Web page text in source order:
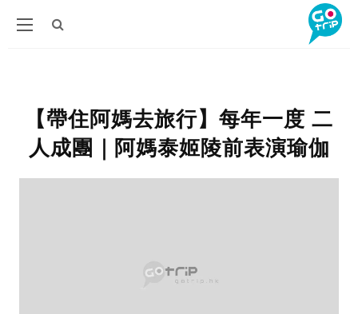
【帶住阿媽去旅行】每年一度 二
人成團｜阿媽泰姬陵前表演瑜伽